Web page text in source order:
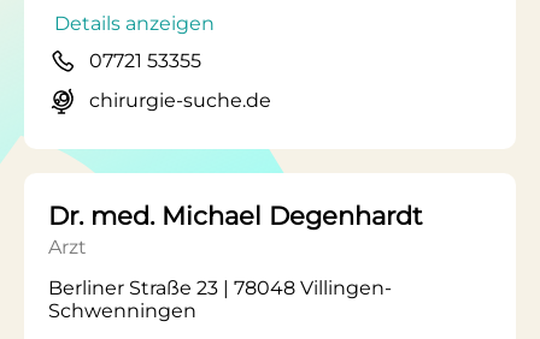
Details anzeigen
07721 53355
chirurgie-suche.de
Dr. med. Michael Degenhardt
Arzt
Berliner Straße 23 | 78048 Villingen-
Schwenningen